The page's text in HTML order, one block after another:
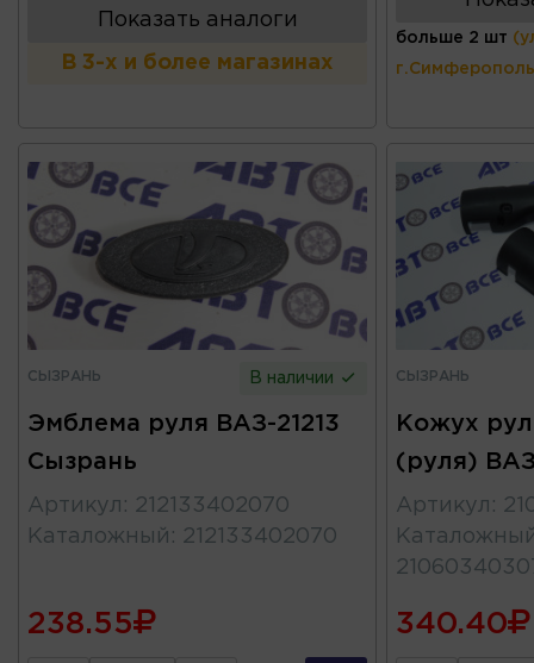
Показать аналоги
В 3-х и более магазинах
больше 2 шт
СЫЗРАНЬ В наличии
Эмблема руля ВАЗ-21213
Сызрань
Артикул : 212133402070
Каталожный : 212133402070
238.55
СЫЗРАНЬ
Кожух
(руля)
Артикул :
340.40